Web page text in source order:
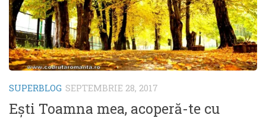
SUPERBLOG SEPTEMBRIE 28, 2017
Eşti Toamna mea, acoperă-te cu